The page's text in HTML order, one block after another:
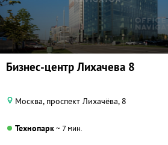
Бизнес-центр Лихачева 8
Москва, проспект Лихачёва, 8
Технопарк~ 7 мин.